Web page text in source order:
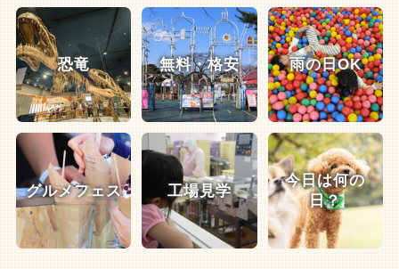
恐竜 無料・格安 雨の日OK
グルメフェス 工場見学
今日は何の
日？